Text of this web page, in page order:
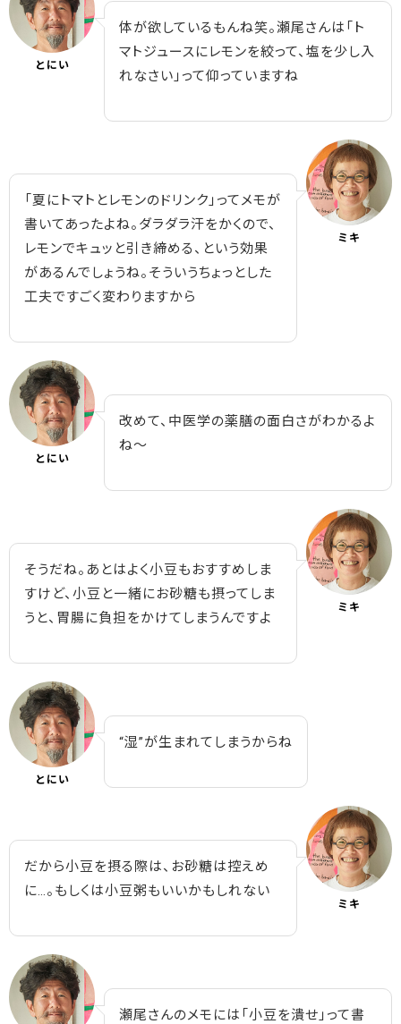
とにい
体が欲しているもんね笑。瀬尾さんは「ト
マトジュースにレモンを絞って、塩を少し入
れなさい」って仰っていますね
「夏にトマトとレモンのドリンク」ってメモが
書いてあったよね。ダラダラ汗をかくので、
レモンでキュッと引き締める、という効果
があるんでしょうね。そういうちょっとした
工夫ですごく変わりますから
ミキ
とにい
改めて、中医学の薬膳の面白さがわかるよ
ね～
そうだね。あとはよく小豆もおすすめしま
すけど、小豆と一緒にお砂糖も摂ってしま
うと、胃腸に負担をかけてしまうんですよ
ミキ
とにい
“湿”が生まれてしまうからね
だから小豆を摂る際は、お砂糖は控えめ
に…。もしくは小豆粥もいいかもしれない
ミキ
瀬尾さんのメモには「小豆を潰せ」って書